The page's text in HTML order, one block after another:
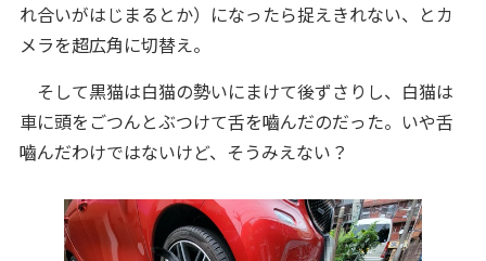
れ合いがはじまるとか）になったら捉えきれない、とカ
メラを超広角に切替え。
そして黒猫は白猫の勢いにまけて後ずさりし、白猫は
車に頭をごつんとぶつけて舌を嚙んだのだった。いや舌
嚙んだわけではないけど、そうみえない？